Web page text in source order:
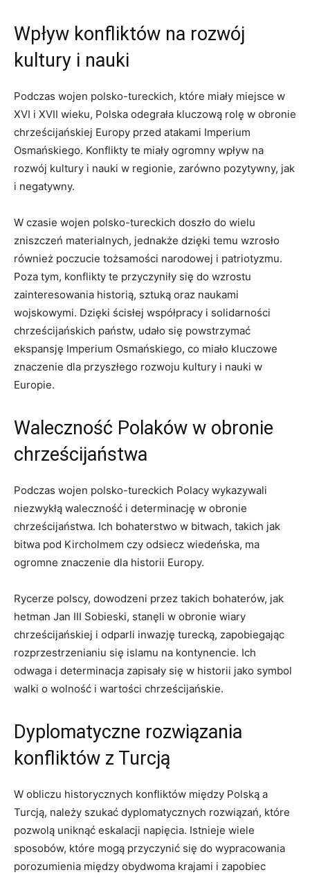
Wpływ konfliktów na rozwój
kultury ‍i nauki
Podczas wojen polsko-tureckich, ⁣które miały ⁣miejsce w⁢
XVI ⁢i XVII wieku, Polska ⁣odegrała kluczową rolę⁢ w obronie
‍chrześcijańskiej Europy‍ przed atakami Imperium
Osmańskiego. Konflikty te ⁢miały ogromny wpływ na
rozwój kultury i nauki w regionie, zarówno pozytywny, jak​
i negatywny.
W‌ czasie wojen‌ polsko-tureckich doszło do ‌wielu
zniszczeń materialnych, jednakże dzięki temu wzrosło
również poczucie tożsamości narodowej i patriotyzmu.
Poza tym, konflikty te przyczyniły​ się do wzrostu
⁣zainteresowania historią, sztuką oraz naukami
wojskowymi. Dzięki ‍ścisłej ​współpracy i solidarności
chrześcijańskich państw, udało się‍ powstrzymać
ekspansję Imperium Osmańskiego, co miało kluczowe
znaczenie dla przyszłego rozwoju kultury i ⁤nauki w
Europie.
Waleczność Polaków⁢ w obronie
chrześcijaństwa
Podczas wojen polsko-tureckich Polacy wykazywali
niezwykłą waleczność i ‍determinację w obronie
chrześcijaństwa. Ich ‌bohaterstwo w bitwach, takich jak
bitwa pod Kircholmem czy odsiecz wiedeńska, ma
ogromne ‍znaczenie dla historii Europy.
Rycerze‍ polscy, ⁢dowodzeni przez takich bohaterów, jak⁢
hetman Jan⁢ III Sobieski, stanęli w ⁤obronie ‍wiary
chrześcijańskiej ‌i odparli inwazję turecką, zapobiegając
rozprzestrzenianiu ​się islamu na kontynencie. Ich
odwaga i determinacja zapisały się w historii jako‌ symbol⁢
walki o⁢ wolność⁤ i wartości chrześcijańskie.
Dyplomatyczne rozwiązania
konfliktów‌ z Turcją
W ​obliczu historycznych⁣ konfliktów między⁢ Polską a
Turcją, należy szukać dyplomatycznych ⁤rozwiązań, ​które
pozwolą⁤ uniknąć⁢ eskalacji napięcia. Istnieje wiele
sposobów, które‍ mogą przyczynić się ‌do ⁣wypracowania
⁤porozumienia ⁣między ⁢obydwoma krajami i zapobiec